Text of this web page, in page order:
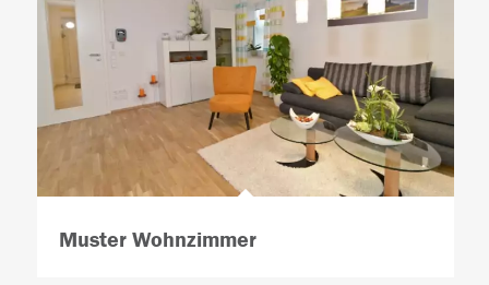
Muster Wohnzimmer